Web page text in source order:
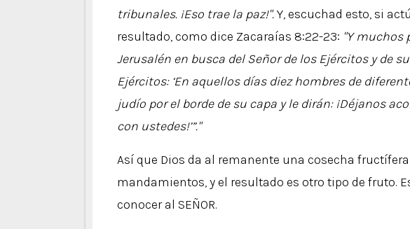
tribunales. ¡Eso trae la paz!".Y, escuchad esto, si
resultado, como dice Zacaraías 8:22-23: "Y muchos
Jerusalén en busca del Señor de los Ejércitos y de
Ejércitos: ‘En aquellos días diez hombres de
judío por el borde de su capa y le dirán: ¡Déjanos
con ustedes!’”."
Así que Dios da al remanente una cosecha
mandamientos, y el resultado es otro tipo de fruto.
conocer al SEÑOR.